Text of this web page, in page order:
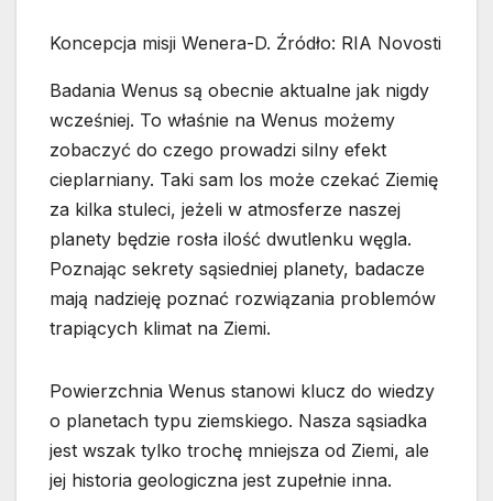
Koncepcja misji Wenera-D. Źródło: RIA Novosti
Badania Wenus są obecnie aktualne jak nigdy
wcześniej. To właśnie na Wenus możemy
zobaczyć do czego prowadzi silny efekt
cieplarniany. Taki sam los może czekać Ziemię
za kilka stuleci, jeżeli w atmosferze naszej
planety będzie rosła ilość dwutlenku węgla.
Poznając sekrety sąsiedniej planety, badacze
mają nadzieję poznać rozwiązania problemów
trapiących klimat na Ziemi.
Powierzchnia Wenus stanowi klucz do wiedzy
o planetach typu ziemskiego. Nasza sąsiadka
jest wszak tylko trochę mniejsza od Ziemi, ale
jej historia geologiczna jest zupełnie inna.